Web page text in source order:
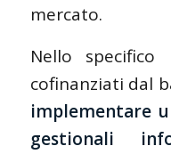
mercato.
Nello
cofinanziati dal
implementare
gestionali